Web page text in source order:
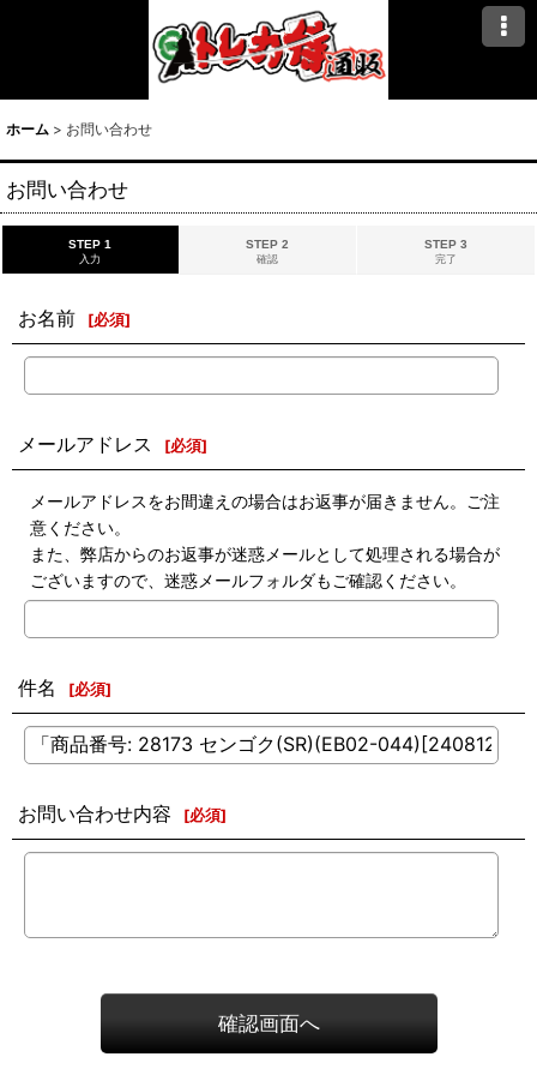
ホーム > お問い合わせ
お問い合わせ
STEP 1
入力
STEP 2
確認
STEP 3
完了
お名前 [必須]
メールアドレス [必須]
メールアドレスをお間違えの場合はお返事が届きません。ご注
意ください。
また、弊店からのお返事が迷惑メールとして処理される場合が
ございますので、迷惑メールフォルダもご確認ください。
件名 [必須]
お問い合わせ内容 [必須]
確認画面へ